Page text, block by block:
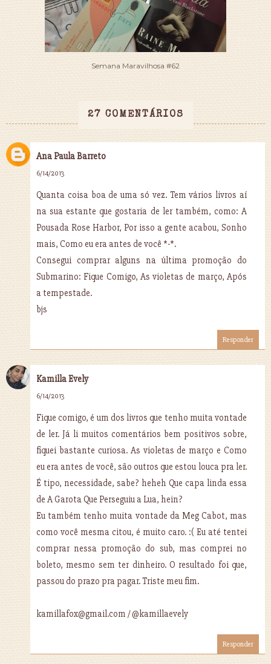
Semana Maravilhosa #62
27 COMENTÁRIOS
Ana Paula Barreto
6/14/2013
Quanta coisa boa de uma só vez. Tem vários livros aí
na sua estante que gostaria de ler também, como: A
Pousada Rose Harbor, Por isso a gente acabou, Sonho
mais, Como eu era antes de você *-*.
Consegui comprar alguns na última promoção do
Submarino: Fique Comigo, As violetas de março, Após
a tempestade.
bjs
Responder
Kamilla Evely
6/14/2013
Fique comigo, é um dos livros que tenho muita vontade
de ler. Já li muitos comentários bem positivos sobre,
fiquei bastante curiosa. As violetas de março e Como
eu era antes de você, são outros que estou louca pra ler.
É tipo, necessidade, sabe? heheh Que capa linda essa
de A Garota Que Perseguiu a Lua, hein?
Eu também tenho muita vontade da Meg Cabot, mas
como você mesma citou, é muito caro. :( Eu até tentei
comprar nessa promoção do sub, mas comprei no
boleto, mesmo sem ter dinheiro. O resultado foi que,
passou do prazo pra pagar. Triste meu fim.
kamillafox@gmail.com / @kamillaevely
Responder